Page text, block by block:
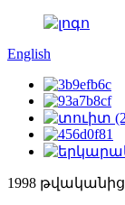
English
1998 թվականից